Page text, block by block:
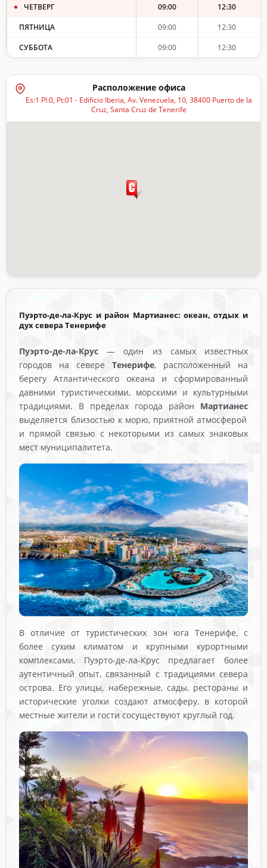
ЧЕТВЕРГ
09:00
12:30
ПЯТНИЦА
09:00
12:30
СУББОТА
09:00 12:30
Расположение офиса
Es:1 Pl:0, Pt:01 - Edificio Iberia, Av. Venezuela, 10, 38400 Puerto de la
Cruz, Santa Cruz de Tenerife
Пуэрто-де-ла-Крус и район Мартианес: океан, отдых и
дух севера Тенерифе
Пуэрто-де-ла-Крус — один из самых известных
городов на севере Тенерифе, расположенный на
берегу Атлантического океана и сформированный
давними туристическими, морскими и культурными
традициями. В пределах города район Мартианес
выделяется близостью к морю, приятной атмосферой
и прямой связью с некоторыми из самых знаковых
мест муниципалитета.
В отличие от туристических зон юга Тенерифе, с
более сухим климатом и крупными курортными
комплексами, Пуэрто-де-ла-Крус предлагает более
аутентичный опыт, связанный с традициями севера
острова. Его улицы, набережные, сады, рестораны и
исторические уголки создают атмосферу, в которой
местные жители и гости сосуществуют круглый год.